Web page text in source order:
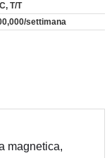
T/T
settimana
magnetica,